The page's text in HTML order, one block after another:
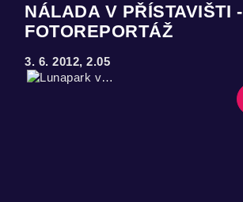
NÁLADA V PŘÍSTAVIŠTI -
FOTOREPORTÁŽ
3. 6. 2012, 2.05